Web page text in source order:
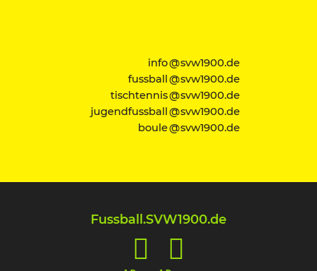
info @ svw1900.de
fussball @ svw1900.de
tischtennis @ svw1900.de
jugendfussball @ svw1900.de
boule @ svw1900.de
Fussball .SVW1900.de